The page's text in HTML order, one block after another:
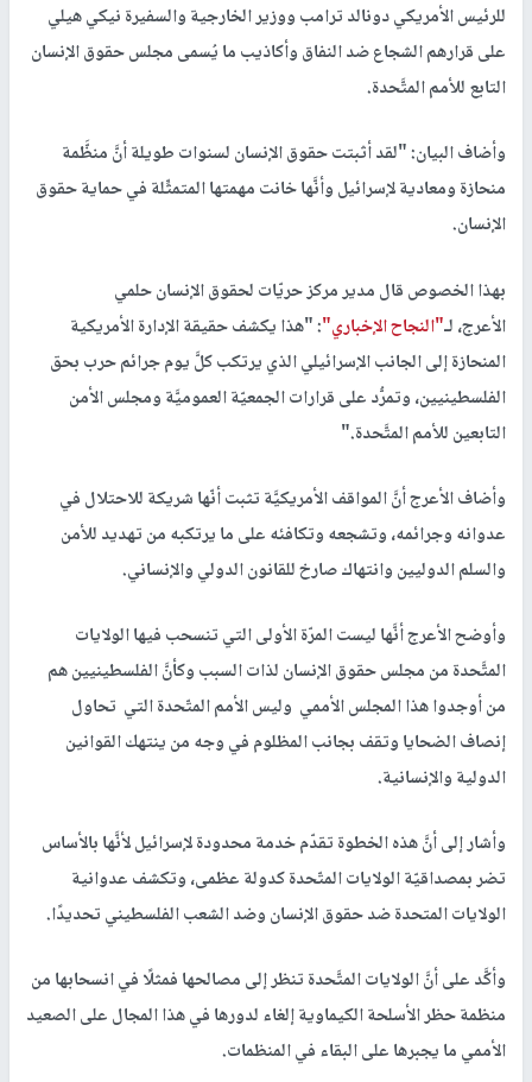
للرئيس الأمريكي دونالد ترامب ووزير الخارجية والسفيرة نيكي هيلي
على قرارهم الشجاع ضد النفاق وأكاذيب ما يُسمى مجلس حقوق الإنسان
التابع للأمم المتَّحدة.
وأضاف البيان: "لقد أثبتت حقوق الإنسان لسنوات طويلة أنَّ منظَّمة
منحازة ومعادية لإسرائيل وأنَّها خانت مهمتها المتمثِّلة في حماية حقوق
الإنسان.
بهذا الخصوص قال مدير مركز حريّات لحقوق الإنسان حلمي
الأعرج، لـ"النجاح الإخباري": "هذا يكشف حقيقة الإدارة الأمريكية
المنحازة إلى الجانب الإسرائيلي الذي يرتكب كلَّ يوم جرائم حرب بحق
الفلسطينيين، وتمرُّد على قرارات الجمعيّة العموميَّة ومجلس الأمن
التابعين للأمم المتَّحدة".
وأضاف الأعرج أنَّ المواقف الأمريكيَّة تثبت أنّها شريكة للاحتلال في
عدوانه وجرائمه، وتشجعه وتكافئه على ما يرتكبه من تهديد للأمن
والسلم الدوليين وانتهاك صارخ للقانون الدولي والإنساني.
وأوضح الأعرج أنَّها ليست المرّة الأولى التي تنسحب فيها الولايات
المتَّحدة من مجلس حقوق الإنسان لذات السبب وكأنَّ الفلسطينيين هم
من أوجدوا هذا المجلس الأممي وليس الأمم المتّحدة التي تحاول
إنصاف الضحايا وتقف بجانب المظلوم في وجه من ينتهك القوانين
الدولية والإنسانية.
وأشار إلى أنَّ هذه الخطوة تقدّم خدمة محدودة لإسرائيل لأنَّها بالأساس
تضر بمصداقيّة الولايات المتّحدة كدولة عظمى، وتكشف عدوانية
الولايات المتحدة ضد حقوق الإنسان وضد الشعب الفلسطيني تحديدًا.
وأكَّد على أنَّ الولايات المتَّحدة تنظر إلى مصالحها فمثلًا في انسحابها من
منظمة حظر الأسلحة الكيماوية إلغاء لدورها في هذا المجال على الصعيد
الأممي ما يجبرها على البقاء في المنظمات.